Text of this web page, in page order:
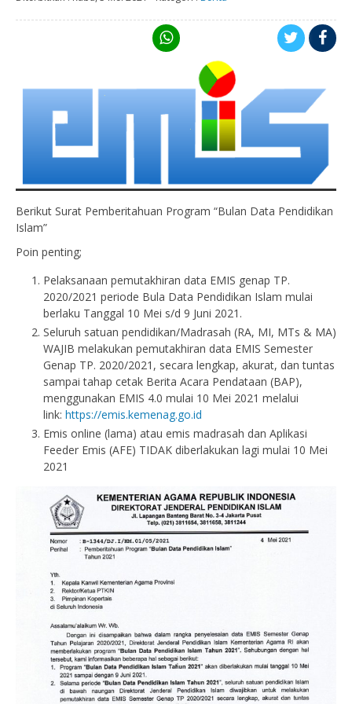
Berikut Surat Pemberitahuan Program “Bulan Data Pendidikan
Islam”
Poin penting;
Pelaksanaan pemutakhiran data EMIS genap TP.
2020/2021 periode Bula Data Pendidikan Islam mulai
berlaku Tanggal 10 Mei s/d 9 Juni 2021.
Seluruh satuan pendidikan/Madrasah (RA, MI, MTs & MA)
WAJIB melakukan pemutakhiran data EMIS Semester
Genap TP. 2020/2021, secara lengkap, akurat, dan tuntas
sampai tahap cetak Berita Acara Pendataan (BAP),
menggunakan EMIS 4.0 mulai 10 Mei 2021 melalui
link: https://emis.kemenag.go.id
Emis online (lama) atau emis madrasah dan Aplikasi
Feeder Emis (AFE) TIDAK diberlakukan lagi mulai 10 Mei
2021